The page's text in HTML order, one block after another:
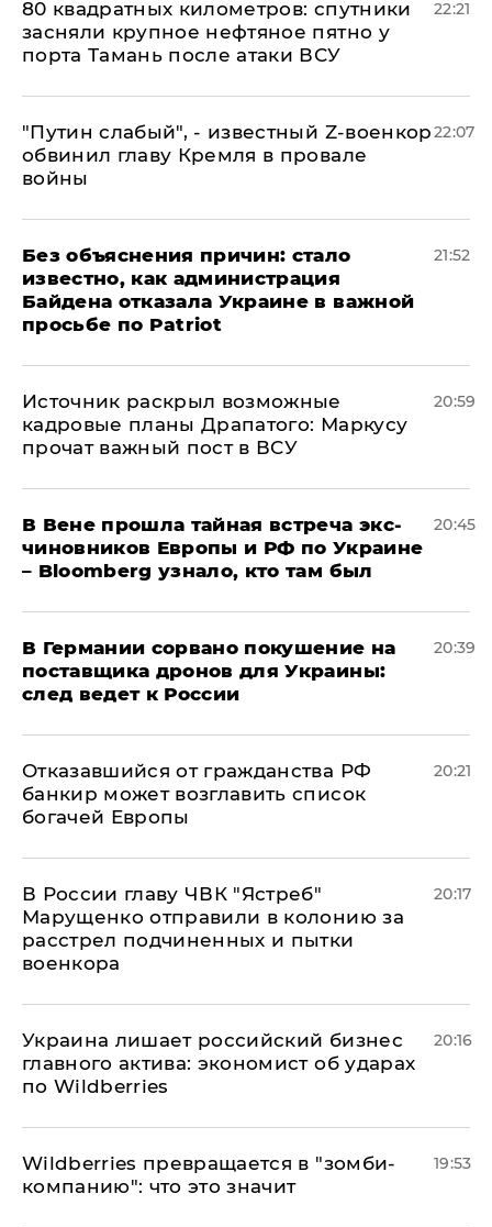
80 квадратных километров: спутники
засняли крупное нефтяное пятно у
порта Тамань после атаки ВСУ
22:21
​"Путин слабый", - известный Z-военкор
обвинил главу Кремля в провале
войны
22:07
Без объяснения причин: стало
известно, как администрация
Байдена отказала Украине в важной
просьбе по Patriot
21:52
​Источник раскрыл возможные
кадровые планы Драпатого: Маркусу
прочат важный пост в ВСУ
20:59
В Вене прошла тайная встреча экс-
чиновников Европы и РФ по Украине
– Bloomberg узнало, кто там был
20:45
​В Германии сорвано покушение на
поставщика дронов для Украины:
след ведет к России
20:39
Отказавшийся от гражданства РФ
банкир может возглавить список
богачей Европы
20:21
В России главу ЧВК "Ястреб"
Марущенко отправили в колонию за
расстрел подчиненных и пытки
военкора
20:17
​Украина лишает российский бизнес
главного актива: экономист об ударах
по Wildberries
20:16
Wildberries превращается в "зомби-
компанию": что это значит
19:53